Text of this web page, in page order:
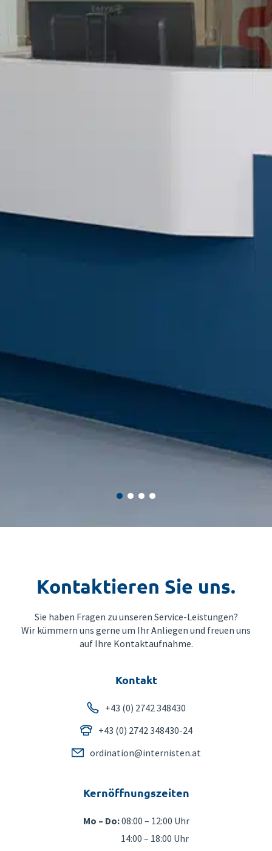
Kontaktieren Sie uns.
Sie haben Fragen zu unseren Service-Leistungen?
Wir kümmern uns gerne um Ihr Anliegen und freuen uns
auf Ihre Kontaktaufnahme.
Kontakt
+43 (0) 2742 348430
+43 (0) 2742 348430-24
ordination@internisten.at
Kernöffnungszeiten
Mo – Do:08:00 – 12:00 Uhr
14:00 – 18:00 Uhr